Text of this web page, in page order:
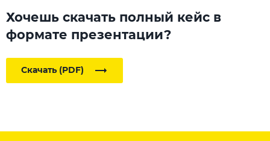
Хочешь скачать полный кейс в
формате презентации?
Скачать (PDF)